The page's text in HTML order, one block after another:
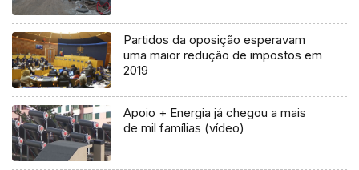
Partidos da oposição esperavam
uma maior redução de impostos em
2019
Apoio + Energia já chegou a mais
de mil famílias (vídeo)